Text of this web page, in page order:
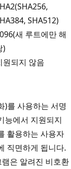
SHA512)
새 루트에만 해
)
원되지 않음
)를 사용하는 서명
에서 지원되지
활용하는 사용자
직면하게 됩니다.
은 알려진 비호환